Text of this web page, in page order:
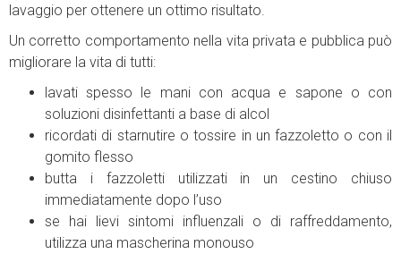
lavaggio per ottenere un ottimo risultato.
Un corretto comportamento nella vita privata e pubblica può
migliorare la vita di tutti:
lavati spesso le mani con acqua e sapone o con
soluzioni disinfettanti a base di alcol
ricordati di starnutire o tossire in un fazzoletto o con il
gomito flesso
butta i fazzoletti utilizzati in un cestino chiuso
immediatamente dopo l’uso
se hai lievi sintomi influenzali o di raffreddamento,
utilizza una mascherina monouso